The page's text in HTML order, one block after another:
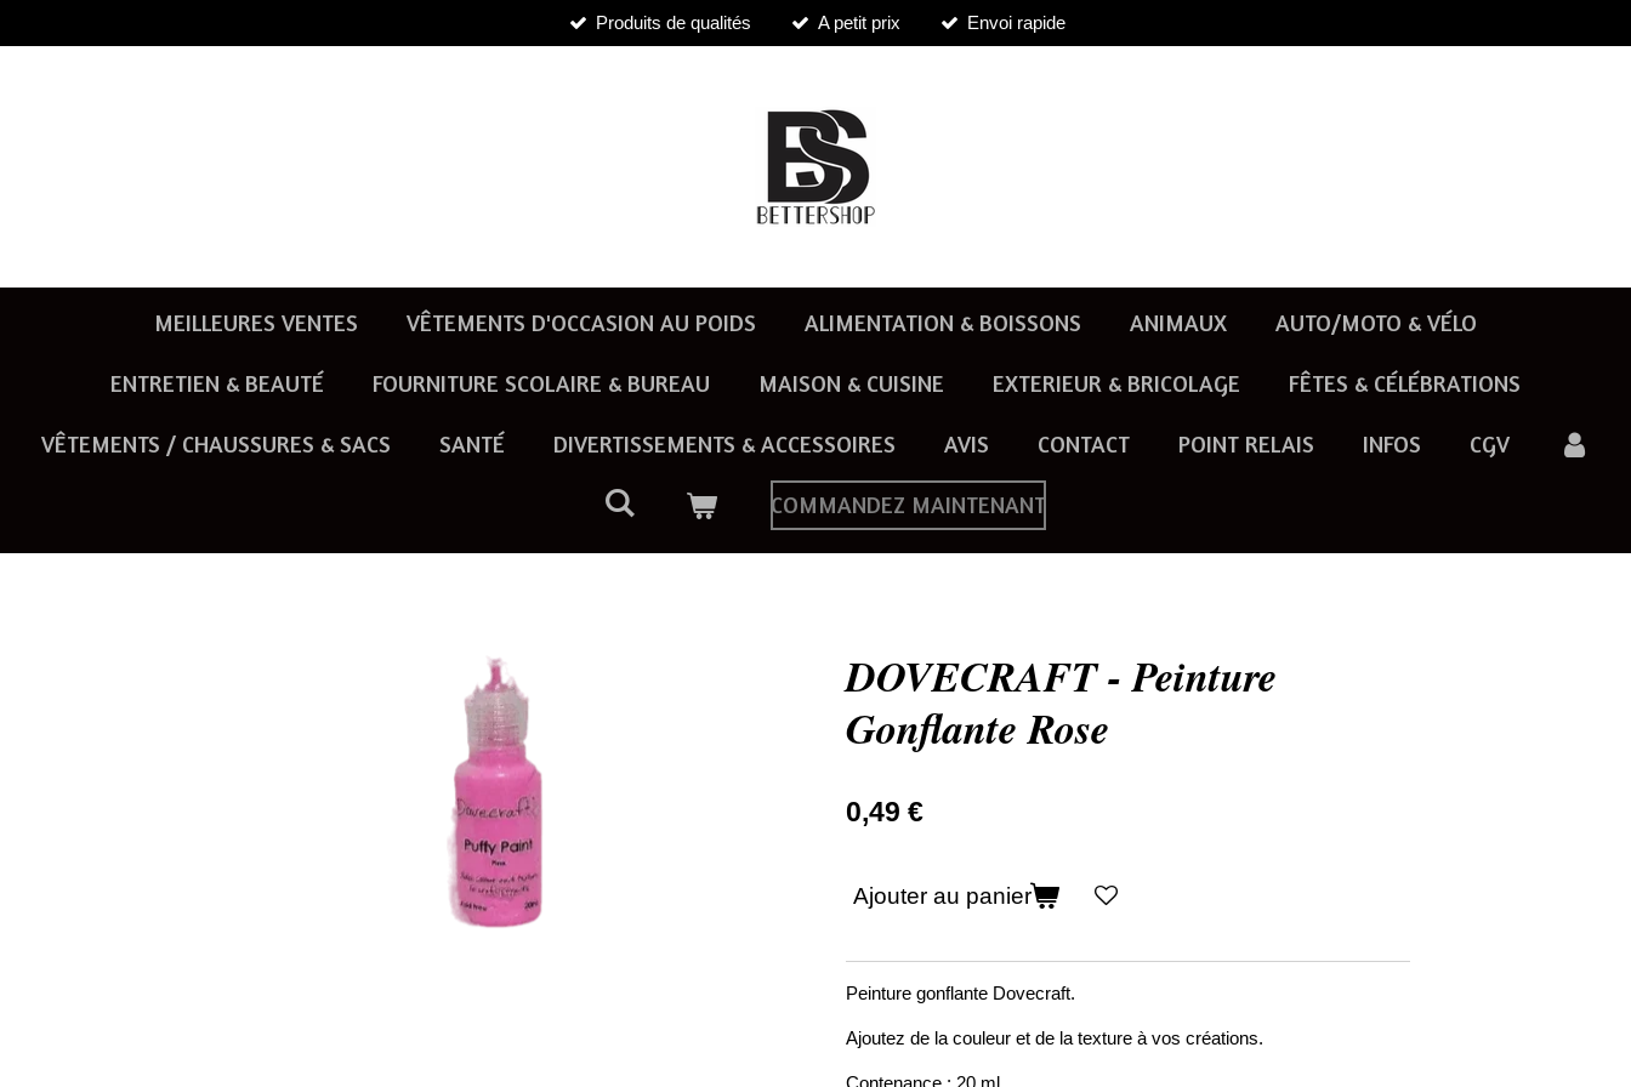
au
Produits de qualités A petit prix Envoi rapide
MEILLEURES VENTES VÊTEMENTS D'OCCASION AU POIDS ALIMENTATION & BOISSONS ANIMAUX AUTO/MOTO & VÉLO
ENTRETIEN & BEAUTÉ FOURNITURE SCOLAIRE & BUREAU MAISON & CUISINE EXTERIEUR & BRICOLAGE FÊTES & CÉLÉBRATIONS
VÊTEMENTS / CHAUSSURES & SACS SANTÉ DIVERTISSEMENTS & ACCESSOIRES AVIS CONTACT POINT RELAIS INFOS CGV
COMMANDEZ MAINTENANT
DOVECRAFT - Peinture
Gonflante Rose
0,49 €
Ajouter au panier
Peinture gonflante Dovecraft.
Ajoutez de la couleur et de la texture à vos créations.